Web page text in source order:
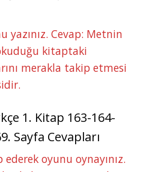
yazınız. Cevap: Metnin
kitaptaki
merakla takip etmesi
1. Kitap 163-164-
Sayfa Cevapları
oyunu oynayınız.